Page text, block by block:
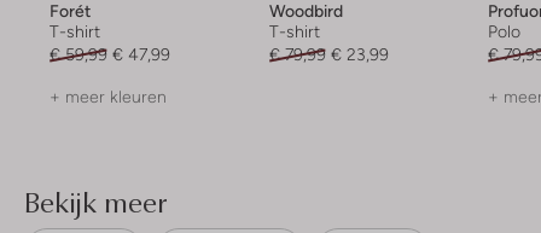
Forét
T-shirt
€ 59,99 € 47,99
+ meer kleuren
Woodbird
T-shirt
€ 79,99 € 23,99
Polo
€
+
Bekijk meer